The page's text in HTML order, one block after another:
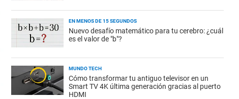
EN MENOS DE 15 SEGUNDOS
Nuevo desafío matemático para tu cerebro: ¿cuál
es el valor de "b"?
MUNDO TECH
Cómo transformar tu antiguo televisor en un
Smart TV 4K última generación gracias al puerto
HDMI